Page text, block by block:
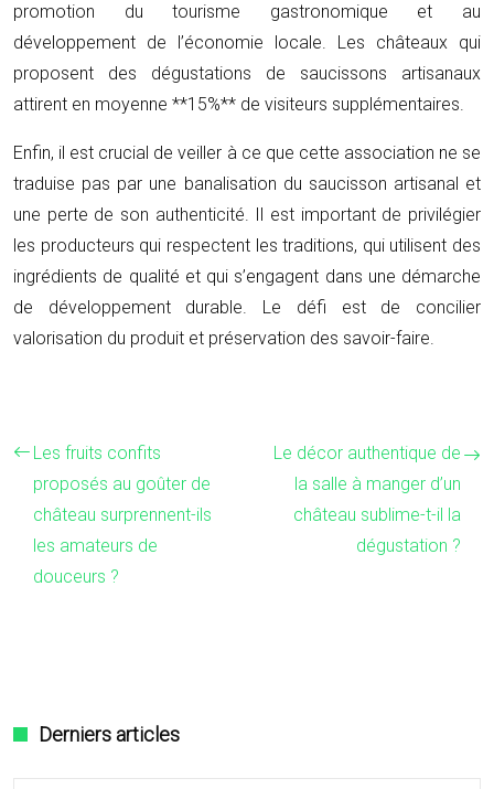
promotion du tourisme gastronomique et au
développement de l’économie locale. Les châteaux qui
proposent des dégustations de saucissons artisanaux
attirent en moyenne **15%** de visiteurs supplémentaires.
Enfin, il est crucial de veiller à ce que cette association ne se
traduise pas par une banalisation du saucisson artisanal et
une perte de son authenticité. Il est important de privilégier
les producteurs qui respectent les traditions, qui utilisent des
ingrédients de qualité et qui s’engagent dans une démarche
de développement durable. Le défi est de concilier
valorisation du produit et préservation des savoir-faire.
Les fruits confits
proposés au goûter de
château surprennent-ils
les amateurs de
douceurs ?
Le décor authentique de
la salle à manger d’un
château sublime-t-il la
dégustation ?
Derniers articles